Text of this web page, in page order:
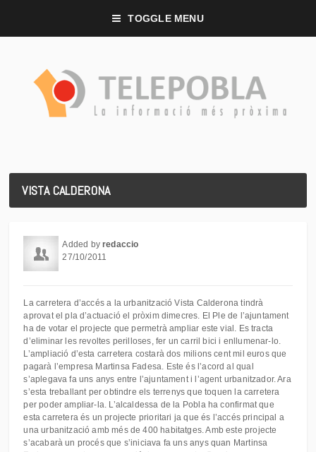
TOGGLE MENU
VISTA CALDERONA
Added byredaccio
27/10/2011
La carretera d’accés a la urbanització Vista Calderona tindrà
aprovat el pla d’actuació el pròxim dimecres. El Ple de l’ajuntament
ha de votar el projecte que permetrà ampliar este vial. Es tracta
d’eliminar les revoltes perilloses, fer un carril bici i enllumenar-lo.
L’ampliació d’esta carretera costarà dos milions cent mil euros que
pagarà l’empresa Martinsa Fadesa. Este és l’acord al qual
s’aplegava fa uns anys entre l’ajuntament i l’agent urbanitzador. Ara
s’esta treballant per obtindre els terrenys que toquen la carretera
per poder ampliar-la. L’alcaldessa de la Pobla ha confirmat que
esta carretera és un projecte prioritari ja que és l’accés principal a
una urbanització amb més de 400 habitatges. Amb este projecte
s’acabarà un procés que s’iniciava fa uns anys quan Martinsa